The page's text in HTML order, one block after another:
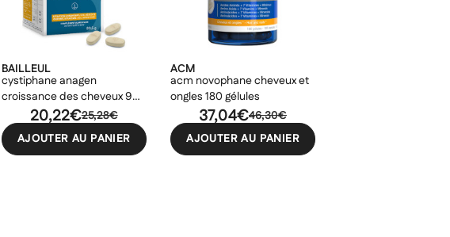
BAILLEUL
cystiphane anagen
croissance des cheveux 90
comprimés
25,28€
20,22€
AJOUTER AU PANIER
ACM
acm novophane cheveux et
ongles 180 gélules
46,30€
37,04€
AJOUTER AU PANIER